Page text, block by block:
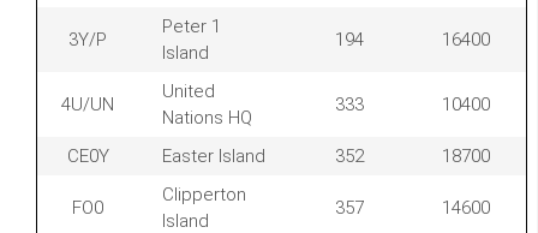
3Y/P
Peter 1
Island
194 16400
4U/UN
United
Nations HQ
333 10400
CE0Y Easter Island 352 18700
FO0
Clipperton
Island
357 14600